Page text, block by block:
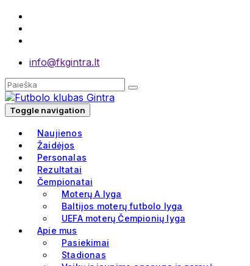
info@fkgintra.lt
Toggle navigation
Naujienos
Žaidėjos
Personalas
Rezultatai
Čempionatai
Moterų A lyga
Baltijos moterų futbolo lyga
UEFA moterų Čempionių lyga
Apie mus
Pasiekimai
Stadionas